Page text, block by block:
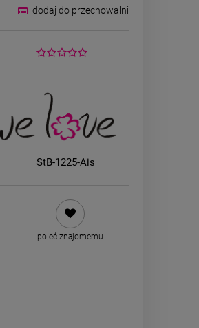
STAL
dodaj do przechowalni
StB-1225-Ais
poleć znajomemu